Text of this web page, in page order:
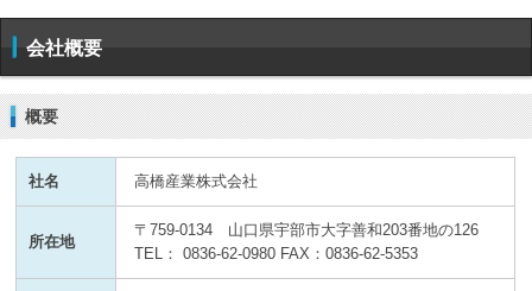
会社概要
概要
社名 高橋産業株式会社
所在地
〒759-0134 山口県宇部市大字善和203番地の126
TEL： 0836-62-0980 FAX：0836-62-5353